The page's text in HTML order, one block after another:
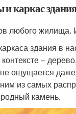
и каркас здания
любого жилища.
здания в
–
ощущается
из самых
камень.